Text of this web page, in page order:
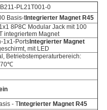
PL21T001-0
Basis-tIntegrierter Magnet R45
8P8C Modular Jack mit 100
integriertem Magnet
1x1-PortsIntegrierter Magnet
mit LED
Betriebstemperaturbereich:
- TIntegrierter Magnet R45